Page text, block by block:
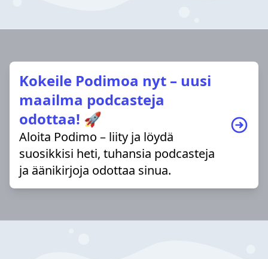
Kokeile Podimoa nyt – uusi
maailma podcasteja
odottaa! 🚀
Aloita Podimo – liity ja löydä
suosikkisi heti, tuhansia podcasteja
ja äänikirjoja odottaa sinua.